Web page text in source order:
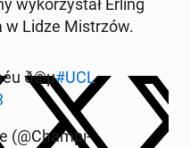
wyko­rzys­tał Erling
w Lidze Mis­trzów.
ð©µ#UCL
(@Cham­pi­